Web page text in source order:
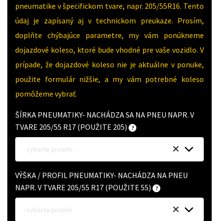
pneumatike v špecifickom tvare, napr. 205/55R16. Tento
údaj je zapísaný aj v technickom preukaze. Prosím,
doplňte chýbajúce parametre, my vám ponúkneme
dojazdové koleso, ktoré bude vhodné pre vaše vozidlo. V
prípade, že dojazdové koleso nie je aktuálne v ponuke,
použite formulár nižšie, a my vám potrebné koleso
pomôžeme vybrať.
ŠÍRKA PNEUMATIKY- NACHÁDZA SA NA PNEU NAPR. V
TVARE 205/55 R17 (POUŽITE 205)
- vyberte prosím -
VÝŠKA / PROFIL PNEUMATIKY- NACHÁDZA NA PNEU
NAPR. V TVARE 205/55 R17 (POUŽITE 55)
- vyberte prosím -